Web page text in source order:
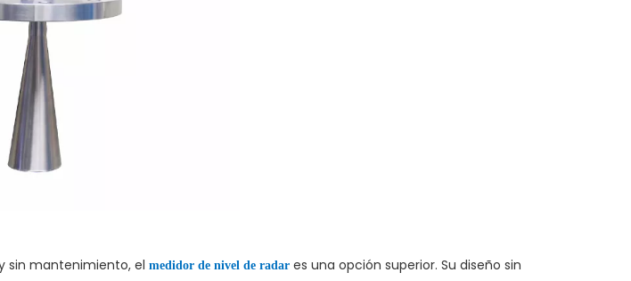
sin mantenimiento, el medidor de nivel de radar es una opción superior. Su diseño sin